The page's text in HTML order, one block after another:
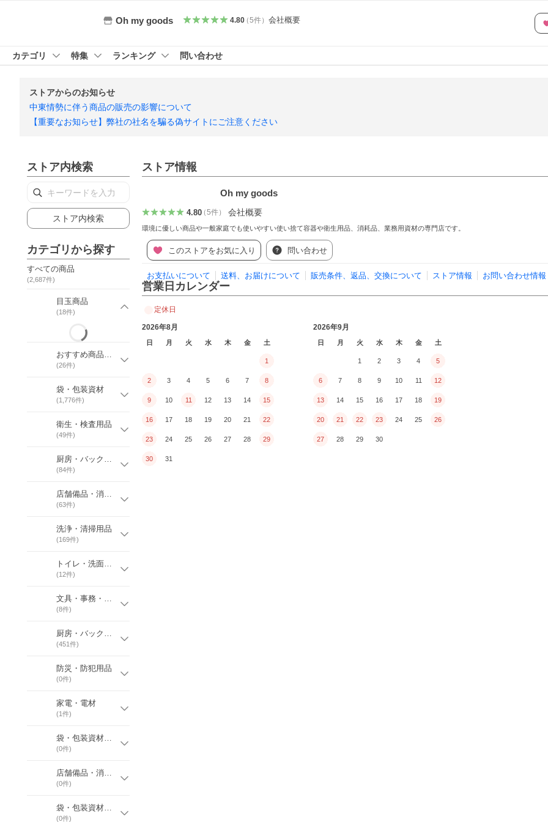
Oh my goods 4.80（5件） 会社概要
カテゴリ 特集 ランキング 問い合わせ
ストアからのお知らせ
中東情勢に伴う商品の販売の影響について
【重要なお知らせ】弊社の社名を騙る偽サイトにご注意ください
ストア内検索
ストア内検索
カテゴリから探す
すべての商品
(2,687件)
目玉商品
(18件)
おすすめ商品特集
(26件)
袋・包装資材
(1,776件)
衛生・検査用品
(49件)
厨房・バックヤード消耗品
(84件)
店舗備品・消耗品
(63件)
洗浄・清掃用品
(169件)
トイレ・洗面関係消耗品
(12件)
文具・事務・オフィス用品
(8件)
厨房・バックヤード備品
(451件)
防災・防犯用品
(0件)
家電・電材
(1件)
袋・包装資材￥袋用品
(0件)
店舗備品・消耗品￥卓上消耗品
(0件)
袋・包装資材￥容器関係
(0件)
ストア情報
Oh my goods
4.80（5件） 会社概要
環境に優しい商品や一般家庭でも使いやすい使い捨て容器や衛生用品、消耗品、業務用資材の専門店です。
このストアをお気に入り 問い合わせ
お支払いについて 送料、お届けについて 販売条件、返品、交換について ストア情報 お問い合わせ情報
営業日カレンダー
定休日
2026年8月
日 月 火 水 木 金 土
1
2 3 4 5 6 7 8
9 10 11 12 13 14 15
16 17 18 19 20 21 22
23 24 25 26 27 28 29
30 31
2026年9月
日 月 火 水 木 金 土
1 2 3 4 5
6 7 8 9 10 11 12
13 14 15 16 17 18 19
20 21 22 23 24 25 26
27 28 29 30